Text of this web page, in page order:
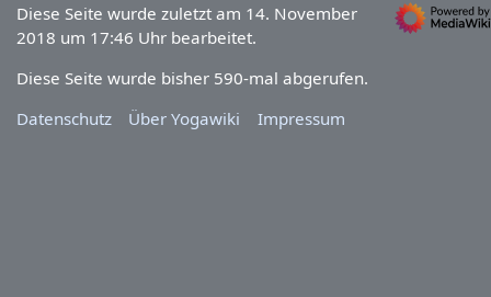
Diese Seite wurde zuletzt am 14. November
2018 um 17:46 Uhr bearbeitet.
Diese Seite wurde bisher 590-mal abgerufen.
Datenschutz
Über Yogawiki Impressum